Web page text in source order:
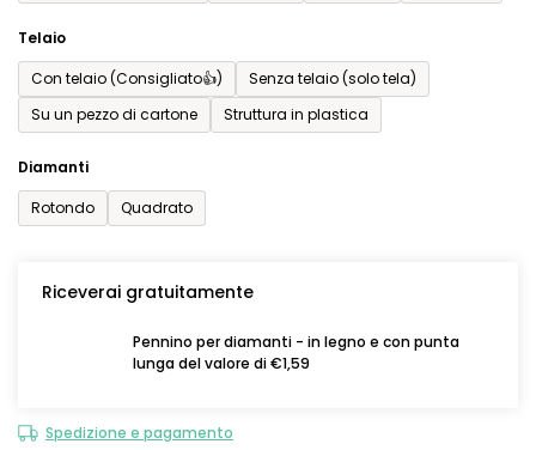
Telaio
Con telaio (Consigliato👍)
Senza telaio (solo tela)
Su un pezzo di cartone
Struttura in plastica
Diamanti
Rotondo
Quadrato
Riceverai gratuitamente
Pennino per diamanti - in legno e con punta
lunga del valore di €1,59
Spedizione e pagamento